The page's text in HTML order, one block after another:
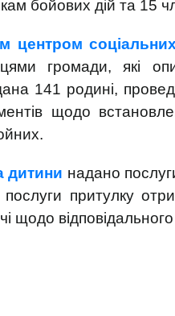
бойових дій та 15
центром
громади, які
141 родині,
щодо
дитини надано
послуги притулку
щодо